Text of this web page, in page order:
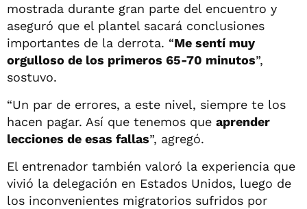
mostrada durante gran parte del encuentro y
aseguró que el plantel sacará conclusiones
importantes de la derrota. “Me sentí muy
orgulloso de los primeros 65-70 minutos”,
sostuvo.
“Un par de errores, a este nivel, siempre te los
hacen pagar. Así que tenemos que aprender
lecciones de esas fallas”, agregó.
El entrenador también valoró la experiencia que
vivió la delegación en Estados Unidos, luego de
los inconvenientes migratorios sufridos por